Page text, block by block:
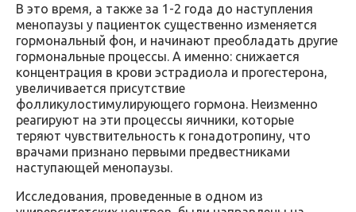
В это время, а также за 1-2 года до наступления
менопаузы у пациенток существенно изменяется
гормональный фон, и начинают преобладать другие
гормональные процессы. А именно: снижается
концентрация в крови эстрадиола и прогестерона,
увеличивается присутствие
фолликулостимулирующего гормона. Неизменно
реагируют на эти процессы яичники, которые
теряют чувствительность к гонадотропину, что
врачами признано первыми предвестниками
наступающей менопаузы.
Исследования, проведенные в одном из